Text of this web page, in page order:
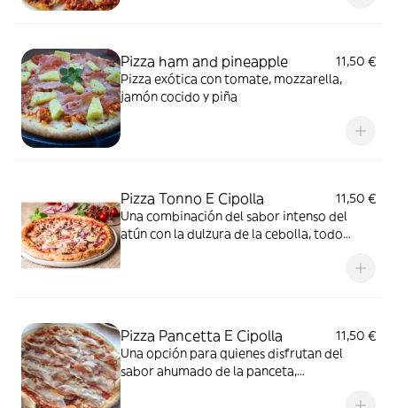
Pizza ham and pineapple
11,50 €
Pizza exótica con tomate, mozzarella,
jamón cocido y piña
Pizza Tonno E Cipolla
11,50 €
Una combinación del sabor intenso del
atún con la dulzura de la cebolla, todo
Pizza Pancetta E Cipolla
11,50 €
Una opción para quienes disfrutan del
sabor ahumado de la panceta,